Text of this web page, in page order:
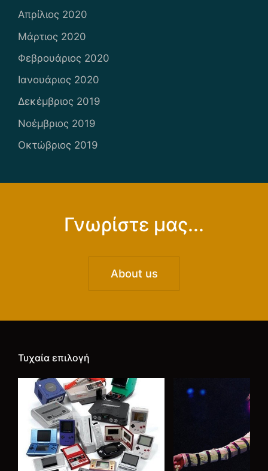
Απρίλιος 2020
Μάρτιος 2020
Φεβρουάριος 2020
Ιανουάριος 2020
Δεκέμβριος 2019
Νοέμβριος 2019
Οκτώβριος 2019
Γνωρίστε μας...
About us
Τυχαία επιλογή